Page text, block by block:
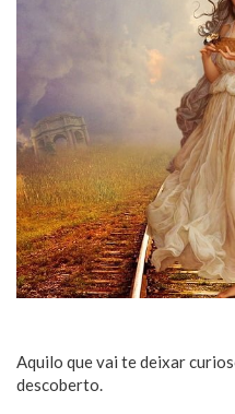
Aquilo que vai te deixar
descoberto.